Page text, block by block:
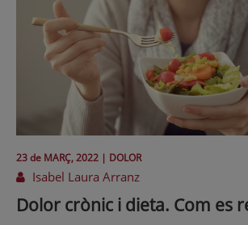
23 de MARÇ, 2022 | DOLOR
Isabel Laura Arranz
Dolor crònic i dieta. Com es